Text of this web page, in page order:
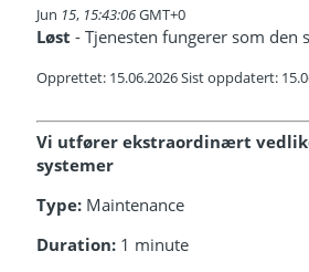
Jun 15, 15:43:06GMT+0
Løst - Tjenesten fungerer som den
Opprettet: 15.06.2026 Sist oppdatert:
Vi utfører ekstraordinært
systemer
Type: Maintenance
Duration: 1 minute